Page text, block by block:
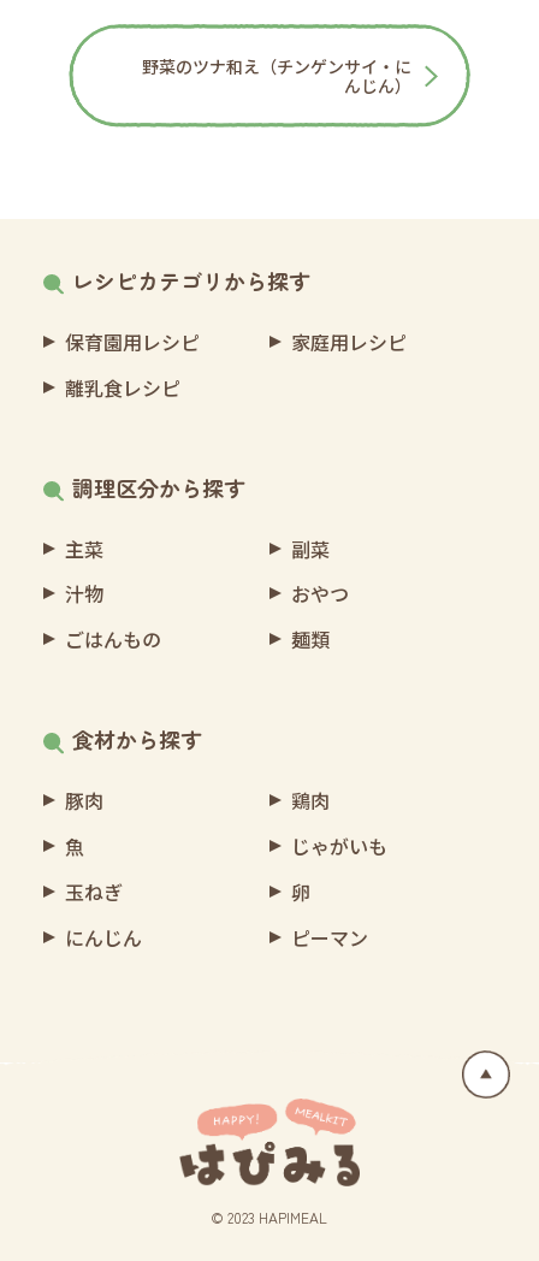
野菜のツナ和え（チンゲンサイ・に
んじん）
レシピカテゴリから探す
保育園用レシピ
家庭用レシピ
離乳食レシピ
調理区分から探す
主菜
副菜
汁物
おやつ
ごはんもの
麺類
食材から探す
豚肉
鶏肉
魚
じゃがいも
玉ねぎ
卵
にんじん
ピーマン
© 2023 HAPIMEAL